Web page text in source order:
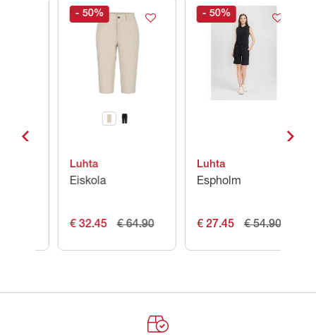
Luhta
Eiskola
€ 32.45 € 64.90
%
Luhta
Espholm
€ 27.45 € 54.90
%